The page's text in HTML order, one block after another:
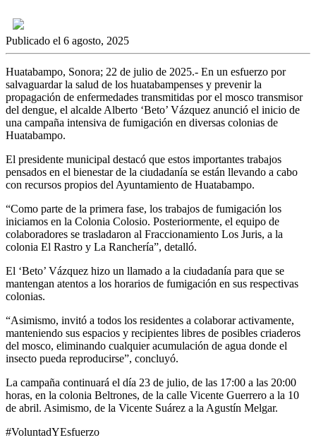
Publicado el 6 agosto, 2025
Huatabampo, Sonora; 22 de julio de 2025.- En un esfuerzo por
salvaguardar la salud de los huatabampenses y prevenir la
propagación de enfermedades transmitidas por el mosco transmisor
del dengue, el alcalde Alberto ‘Beto’ Vázquez anunció el inicio de
una campaña intensiva de fumigación en diversas colonias de
Huatabampo.
El presidente municipal destacó que estos importantes trabajos
pensados en el bienestar de la ciudadanía se están llevando a cabo
con recursos propios del Ayuntamiento de Huatabampo.
“Como parte de la primera fase, los trabajos de fumigación los
iniciamos en la Colonia Colosio. Posteriormente, el equipo de
colaboradores se trasladaron al Fraccionamiento Los Juris, a la
colonia El Rastro y La Ranchería”, detalló.
El ‘Beto’ Vázquez hizo un llamado a la ciudadanía para que se
mantengan atentos a los horarios de fumigación en sus respectivas
colonias.
“Asimismo, invitó a todos los residentes a colaborar activamente,
manteniendo sus espacios y recipientes libres de posibles criaderos
del mosco, eliminando cualquier acumulación de agua donde el
insecto pueda reproducirse”, concluyó.
La campaña continuará el día 23 de julio, de las 17:00 a las 20:00
horas, en la colonia Beltrones, de la calle Vicente Guerrero a la 10
de abril. Asimismo, de la Vicente Suárez a la Agustín Melgar.
#VoluntadYEsfuerzo